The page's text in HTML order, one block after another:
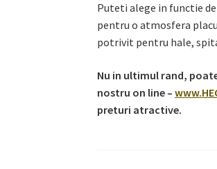
Puteti alege in functie
pentru o atmosfera
potrivit pentru hale,
Nu in ultimul rand,
nostru on line –
preturi atractive.